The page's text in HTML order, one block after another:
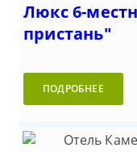
Люкс 6-
пристань"
ПОДРОБНЕЕ